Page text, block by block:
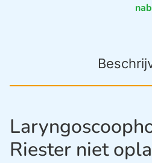
Riester niet